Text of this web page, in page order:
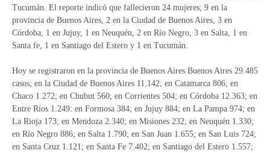
Tucumán. El reporte indicó que fallecieron 24 mujeres; 9 en la
provincia de Buenos Aires, 2 en la Ciudad de Buenos Aires, 3 en
Córdoba, 1 en Jujuy, 1 en Neuquén, 2 en Río Negro, 3 en Salta, 1 en
Santa fe, 1 en Santiago del Estero y 1 en Tucumán.
Hoy se registraron en la provincia de Buenos Aires Buenos Aires 29.485
casos; en la Ciudad de Buenos Aires 11.142; en Catamarca 806; en
Chaco 1.272; en Chubut 560; en Corrientes 504; en Córdoba 12.363; en
Entre Ríos 1.249: en Formosa 384; en Jujuy 884; en La Pampa 974; en
La Rioja 173; en Mendoza 2.340; en Misiones 232; en Neuquén 1.330;
en Río Negro 886; en Salta 1.790; en San Juan 1.655; en San Luis 724;
en Santa Cruz 1.121; en Santa Fe 7.402; en Santiago del Estero 1.557;